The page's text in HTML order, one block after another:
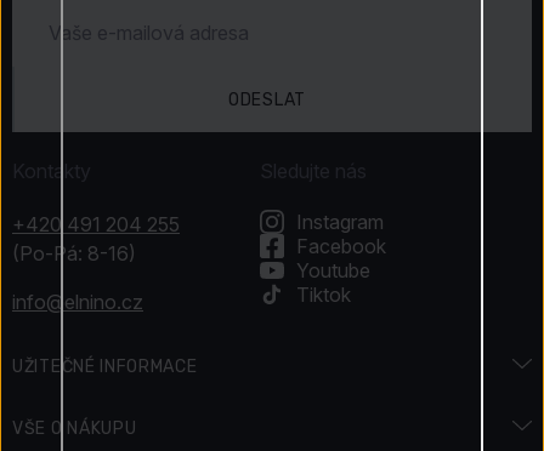
ODESLAT
Kontakty
+420 491 204 255
(Po-Pá: 8-16)
info@elnino.cz
UŽITEČNÉ INFORMACE
VŠE O NÁKUPU
Sledujte nás
Instagram
Facebook
Youtube
Tiktok